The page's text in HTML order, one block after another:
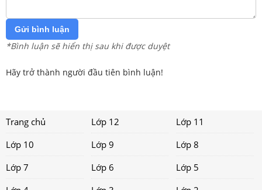
Gửi bình luận
*Bình luận sẽ hiển thị sau khi được duyệt
Hãy trở thành người đầu tiên bình luận!
Trang chủ Lớp 12
Lớp 11
Lớp 10
Lớp 9
Lớp 8
Lớp 7
Lớp 6
Lớp 5